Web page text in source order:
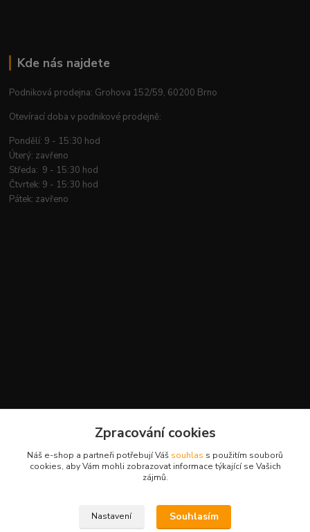
Kde nás najdete
Podniková prodejna: Grohova 152/59, 60200 Brno
Otevírací doba v podnikové prodejně:
Pondělí: 9 - 15:30 hod
Úterý: zavřeno
Středa: 9 - 15:30 hod
Čtvrtek: 9 - 15:30 hod
Pátek: zavřeno
+420 777 959 094
(Po-Pá, 8-16 hod.)
Zpracování cookies
Náš e-shop a partneři potřebují Váš souhlas s použitím souborů
cookies, aby Vám mohli zobrazovat informace týkající se Vašich
zájmů.
Nastavení Souhlasím